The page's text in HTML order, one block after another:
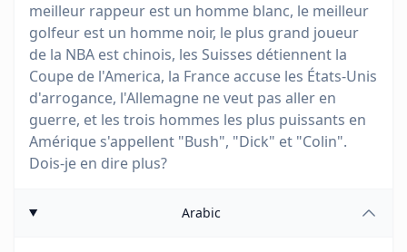
meilleur rappeur est un homme blanc, le meilleur
golfeur est un homme noir, le plus grand joueur
de la NBA est chinois, les Suisses détiennent la
Coupe de l'America, la France accuse les États-Unis
d'arrogance, l'Allemagne ne veut pas aller en
guerre, et les trois hommes les plus puissants en
Amérique s'appellent "Bush", "Dick" et "Colin".
Dois-je en dire plus?
Arabic